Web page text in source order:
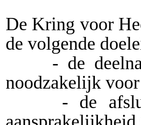
De Kring voor
de volgende
- de
noodzakelijk
- de